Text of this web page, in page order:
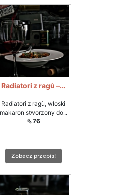
Radiatori z ragù –...
Radiatori z ragù, włoski
makaron stworzony do...
⇖ 76
Zobacz przepis!